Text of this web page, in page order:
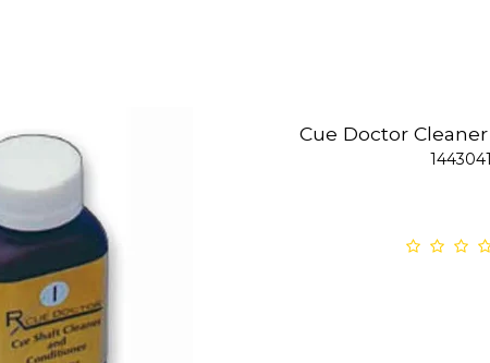
Cue Doctor
1443041